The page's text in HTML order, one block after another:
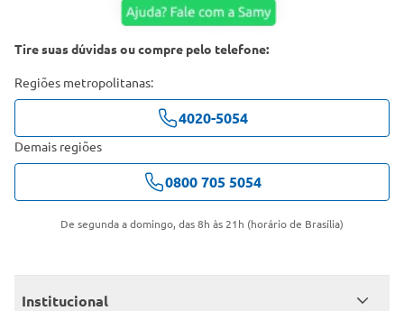
Tire suas dúvidas ou compre pelo telefone:
Regiões metropolitanas:
4020-5054
Demais regiões
0800 705 5054
De segunda a domingo, das 8h às 21h (horário de Brasília)
Institucional